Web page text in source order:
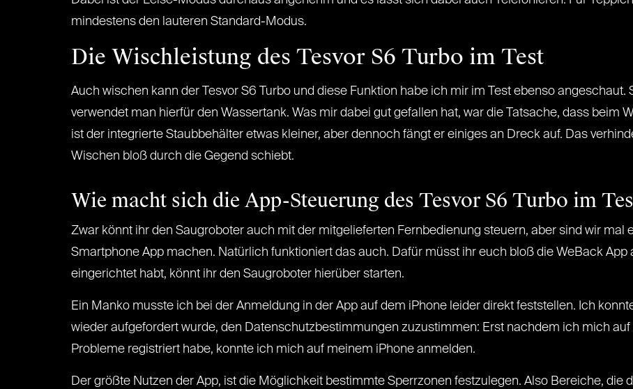
mindestens den lauteren Standard-Modus.
Die Wischleistung des Tesvor S6 Turbo im Test
Auch wischen kann der Tesvor S6 Turbo und diese Funktion habe ich mir im Test ebenso
verwendet man hierfür den Wassertank. Was mir dabei gut gefallen hat, war die Tatsache, dass beim
ist der integrierte Staubbehälter etwas kleiner, aber dennoch fängt er einiges an Dreck auf. Das
Wischen bloß durch die Gegend schiebt.
Wie macht sich die App-Steuerung des Tesvor S6 Turbo im
Zwar könnt ihr den Saugroboter auch mit der mitgelieferten Fernbedienung steuern, aber sind wir mal
Smartphone App machen. Natürlich funktioniert das auch. Dafür müsst ihr euch bloß die WeBack
eingerichtet habt, könnt ihr den Saugroboter hierüber starten.
Ein Manko musste ich bei der Anmeldung in der App auf dem iPhone leider direkt feststellen. Ich
wieder aufgefordert wurde, den Datenschutzbestimmungen zuzustimmen: Erst nachdem ich mich
Probleme registriert habe, konnte ich mich auf meinem iPhone anmelden.
Der größte Nutzen der App, ist die Möglichkeit bestimmte Sperrzonen festzulegen. Also Bereiche, die